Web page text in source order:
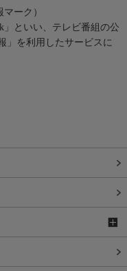
ーク）
」といい、テレビ番組の公
」を利用したサービスに